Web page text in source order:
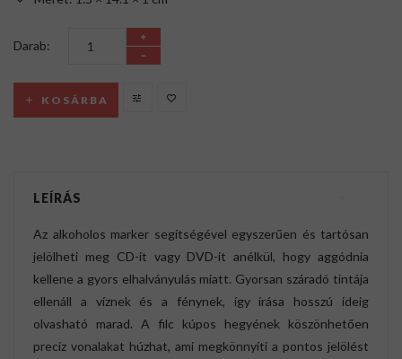
Darab:
KOSÁRBA
LEÍRÁS
Az alkoholos marker segítségével egyszerűen és tartósan
jelölheti meg CD-it vagy DVD-it anélkül, hogy aggódnia
kellene a gyors elhalványulás miatt. Gyorsan száradó tintája
ellenáll a víznek és a fénynek, így írása hosszú ideig
olvasható marad. A filc kúpos hegyének köszönhetően
precíz vonalakat húzhat, ami megkönnyíti a pontos jelölést